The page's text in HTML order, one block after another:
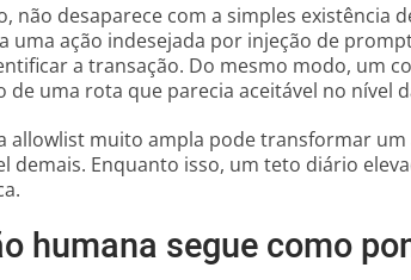
não desaparece com a simples existência
uma ação indesejada por injeção de
a transação. Do mesmo modo, um
de uma rota que parecia aceitável no nível
allowlist muito ampla pode transformar
demais. Enquanto isso, um teto diário
humana segue como